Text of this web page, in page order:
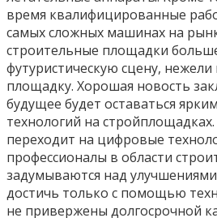
время квалифицированные
самых сложных машинах на
строительные площадки
футуристическую сцену,
площадку. Хорошая новость
будущее будет оставаться
технологий на
переходит на цифровые
профессионалы в области
задумываются над
достичь только с помощью
не привержены долгосрочной